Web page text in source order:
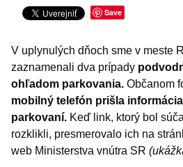
Save
V uplynulých dňoch sme v meste
zaznamenali dva prípady
ohľadom parkovania. Občanom
mobilný telefón prišla
parkovaní. Keď link, ktorý bol
rozklikli, presmerovalo ich na
web Ministerstva vnútra SR